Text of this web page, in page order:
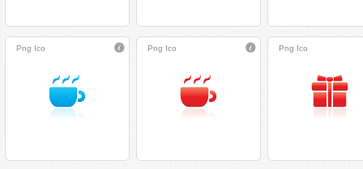
Png Ico Png Ico Png Ico